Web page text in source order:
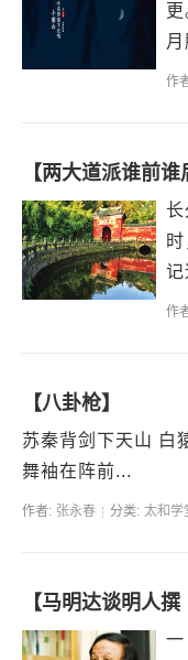
作
【两大道派谁前谁
记
作
【八卦枪】
苏秦背剑下天山 白
舞袖在阵前...
作者: 张永春 分类: 太和学
【马明达谈明人撰